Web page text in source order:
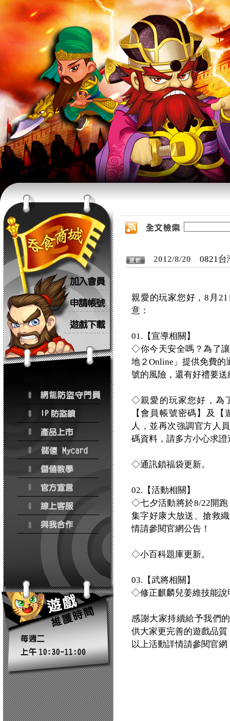
2012/8/20 0821台
親愛的玩家您好，8月
意：
01.【宣導相關】
◇你今天安全嗎？為了
地２Online」提供免費
號的風險，還有好禮要送
◇親愛的玩家您好，為
【會員帳號密碼】及
人，並再次強調官方人
碼資料，請多方小心求
◇通訊鎖福袋更新。
02.【活動相關】
◇七夕活動將於8/22開
集字好康大放送、搶救
情請參閱官網公告！
◇小百科題庫更新。
03.【武將相關】
◇修正麒麟兒姜維技能說
感謝大家持續給予我們
供大家更完善的遊戲品質
以上活動詳情請參閱官網